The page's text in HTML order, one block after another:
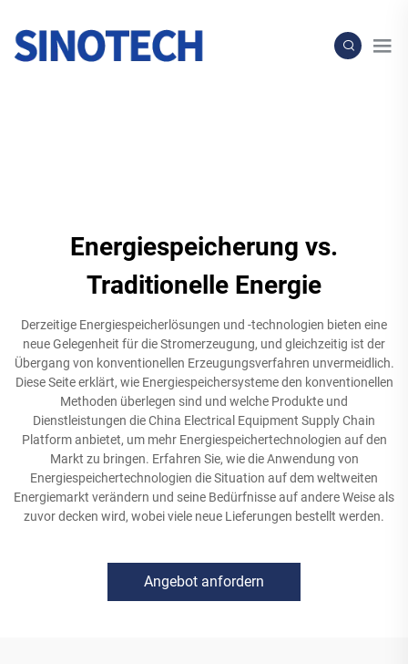
Energiespeicherung vs.
Traditionelle Energie
Derzeitige Energiespeicherlösungen und -technologien bieten eine
neue Gelegenheit für die Stromerzeugung, und gleichzeitig ist der
Übergang von konventionellen Erzeugungsverfahren unvermeidlich.
Diese Seite erklärt, wie Energiespeichersysteme den konventionellen
Methoden überlegen sind und welche Produkte und
Dienstleistungen die China Electrical Equipment Supply Chain
Platform anbietet, um mehr Energiespeichertechnologien auf den
Markt zu bringen. Erfahren Sie, wie die Anwendung von
Energiespeichertechnologien die Situation auf dem weltweiten
Energiemarkt verändern und seine Bedürfnisse auf andere Weise als
zuvor decken wird, wobei viele neue Lieferungen bestellt werden.
Angebot anfordern